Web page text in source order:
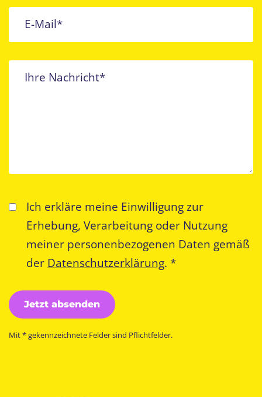
E-Mail*
Ihre Nachricht*
Ich erkläre meine Einwilligung zur
Erhebung, Verarbeitung oder Nutzung
meiner personenbezogenen Daten gemäß
der Datenschutzerklärung. *
Jetzt absenden
Mit * gekennzeichnete Felder sind Pflichtfelder.